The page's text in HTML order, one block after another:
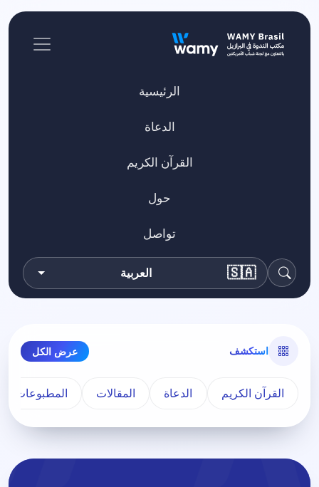
الرئيسية
الدعاة
القرآن الكريم
حول
تواصل
بحث 🇸🇦 العربية
استكشف عرض الكل
القرآن الكريم الدعاة المقالات المطبوعات